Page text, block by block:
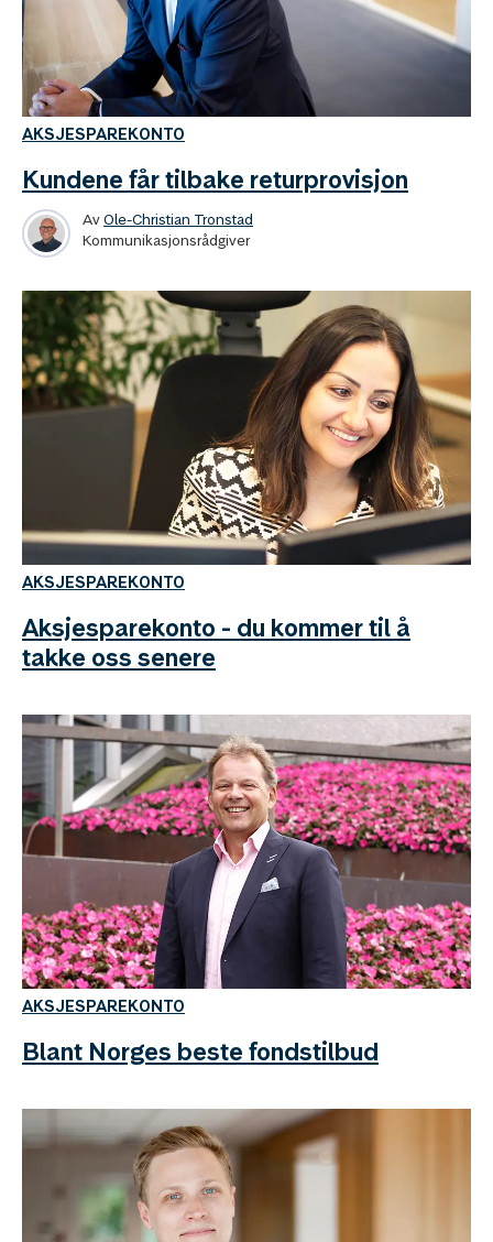
AKSJESPAREKONTO
Kundene får tilbake returprovisjon
AvOle-Christian Tronstad
Kommunikasjonsrådgiver
AKSJESPAREKONTO
Aksjesparekonto - du kommer til å
takke oss senere
AKSJESPAREKONTO
Blant Norges beste fondstilbud